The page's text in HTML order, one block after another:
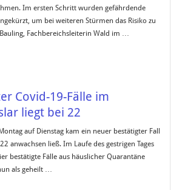
Im ersten Schritt wurden gefährdende
um bei weiteren Stürmen das Risiko zu
Fachbereichsleiterin Wald im …
Covid-19-Fälle im
liegt bei 22
auf Dienstag kam ein neuer bestätigter Fall
anwachsen ließ. Im Laufe des gestrigen Tages
bestätigte Fälle aus häuslicher Quarantäne
als geheilt …